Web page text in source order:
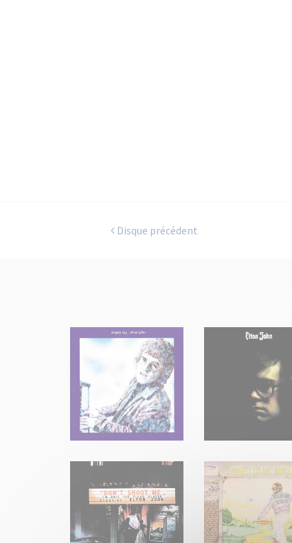
Disque précédent